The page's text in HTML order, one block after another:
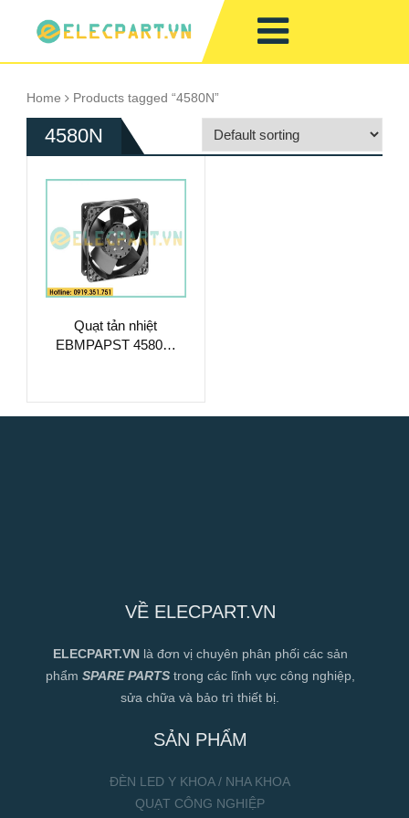
Home Products tagged “4580N”
4580N
Quạt tản nhiệt
EBMPAPST 4580N,
VỀ ELECPART.VN
ELECPART.VN là đơn vị chuyên phân phối các sản
phẩm SPARE PARTStrong các lĩnh vực công nghiệp,
sửa chữa và bảo trì thiết bị.
SẢN PHẨM
ĐÈN LED Y KHOA / NHA KHOA
QUẠT CÔNG NGHIỆP